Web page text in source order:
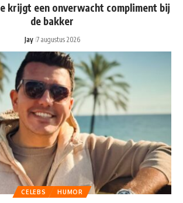
krijgt een onverwacht compliment bij
de bakker
Jay 7 augustus 2026
CELEBS HUMOR